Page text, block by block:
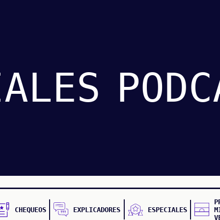
CHEQUEOS EXPLICADORES ESPECIALES